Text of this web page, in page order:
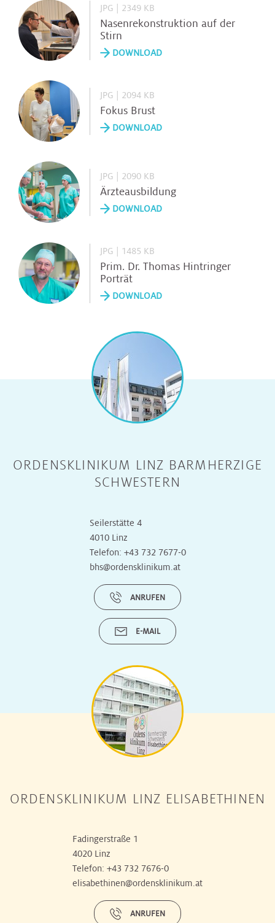
JPG | 2349 KB
Nasenrekonstruktion auf der
Stirn
DOWNLOAD
JPG | 2094 KB
Fokus Brust
DOWNLOAD
JPG | 2090 KB
Ärzteausbildung
DOWNLOAD
JPG | 1485 KB
Prim. Dr. Thomas Hintringer
Porträt
DOWNLOAD
ORDENSKLINIKUM LINZ BARMHERZIGE
SCHWESTERN
Seilerstätte 4
4010 Linz
Telefon: +43 732 7677-0
bhs@ordensklinikum.at
ANRUFEN
E-MAIL
ORDENSKLINIKUM LINZ ELISABETHINEN
Fadingerstraße 1
4020 Linz
Telefon: +43 732 7676-0
elisabethinen@ordensklinikum.at
ANRUFEN